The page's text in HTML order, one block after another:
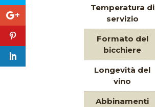
Temperatura di
servizio
Formato del
bicchiere
Longevità del
vino
Abbinamenti